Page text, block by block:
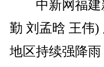
中新网福建
勤 刘孟晗 王伟)
地区持续强降